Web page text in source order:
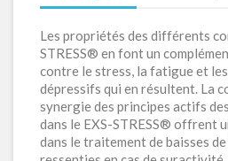
Les propriétés des différents
STRESS® en font un
contre le stress, la fatigue et
dépressifs qui en résultent. La
synergie des principes actifs
dans le EXS-STRESS® offrent
dans le traitement de baisses